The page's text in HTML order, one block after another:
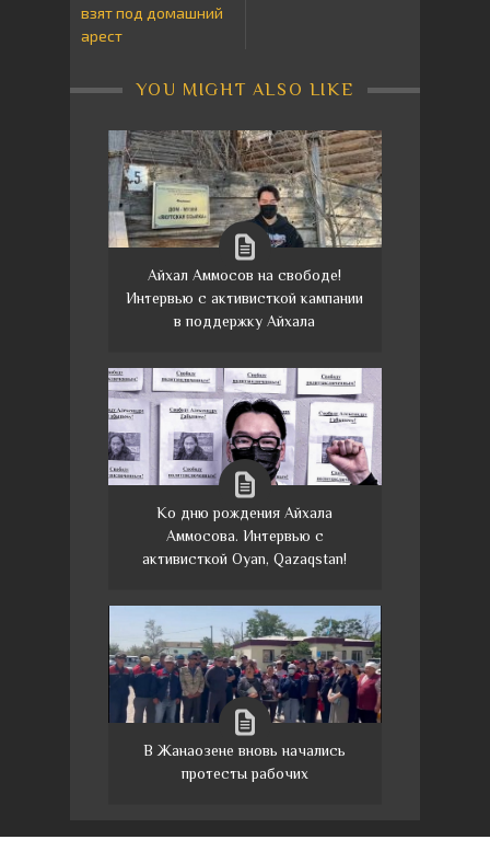
взят под домашний
арест
YOU MIGHT ALSO LIKE
Айхал Аммосов на свободе!
Интервью с активисткой кампании
в поддержку Айхала
Ко дню рождения Айхала
Аммосова. Интервью с
активисткой Oyan, Qazaqstan!
В Жанаозене вновь начались
протесты рабочих